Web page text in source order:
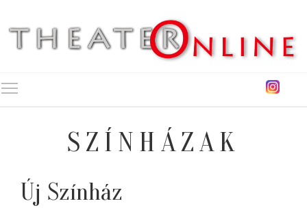
SZÍNHÁZAK
Új Színház